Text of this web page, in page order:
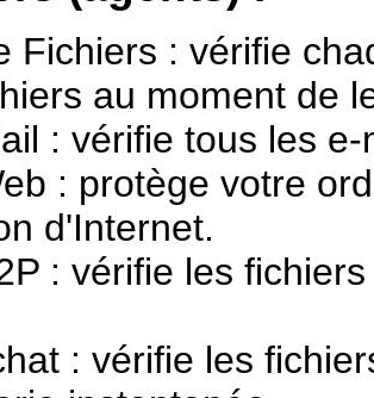
Fichiers : vérifie
au moment de
: vérifie tous les
: protège votre
d'Internet.
: vérifie les
: vérifie les